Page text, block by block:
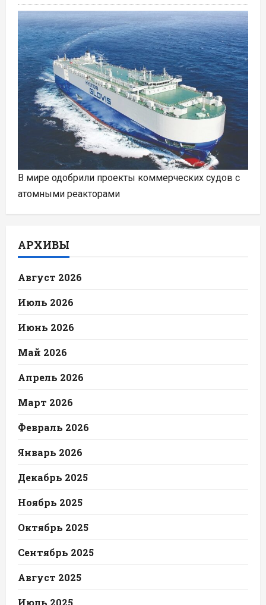
В мире одобрили проекты коммерческих судов с
атомными реакторами
АРХИВЫ
Август 2026
Июль 2026
Июнь 2026
Май 2026
Апрель 2026
Март 2026
Февраль 2026
Январь 2026
Декабрь 2025
Ноябрь 2025
Октябрь 2025
Сентябрь 2025
Август 2025
Июль 2025